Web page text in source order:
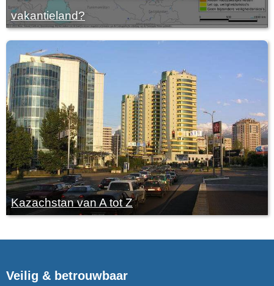
vakantieland?
Kazachstan van A tot Z
Veilig & betrouwbaar